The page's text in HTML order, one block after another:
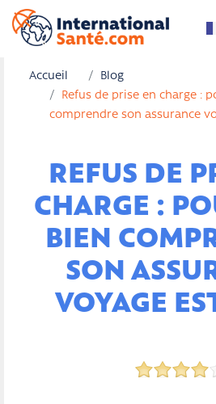
Accueil
Blog
Refus de prise en charge :
comprendre son assurance
REFUS DE
CHARGE :
BIEN
SON
VOYAGE